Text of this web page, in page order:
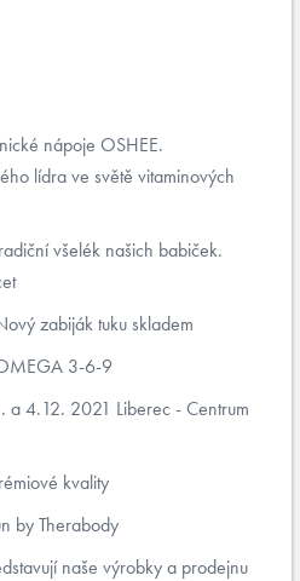
nápoje OSHEE.
lídra ve světě vitaminových
všelék našich babiček.
zabiják tuku skladem
3-6-9
a 4.12. 2021 Liberec - Centrum
kvality
by Therabody
naše výrobky a prodejnu